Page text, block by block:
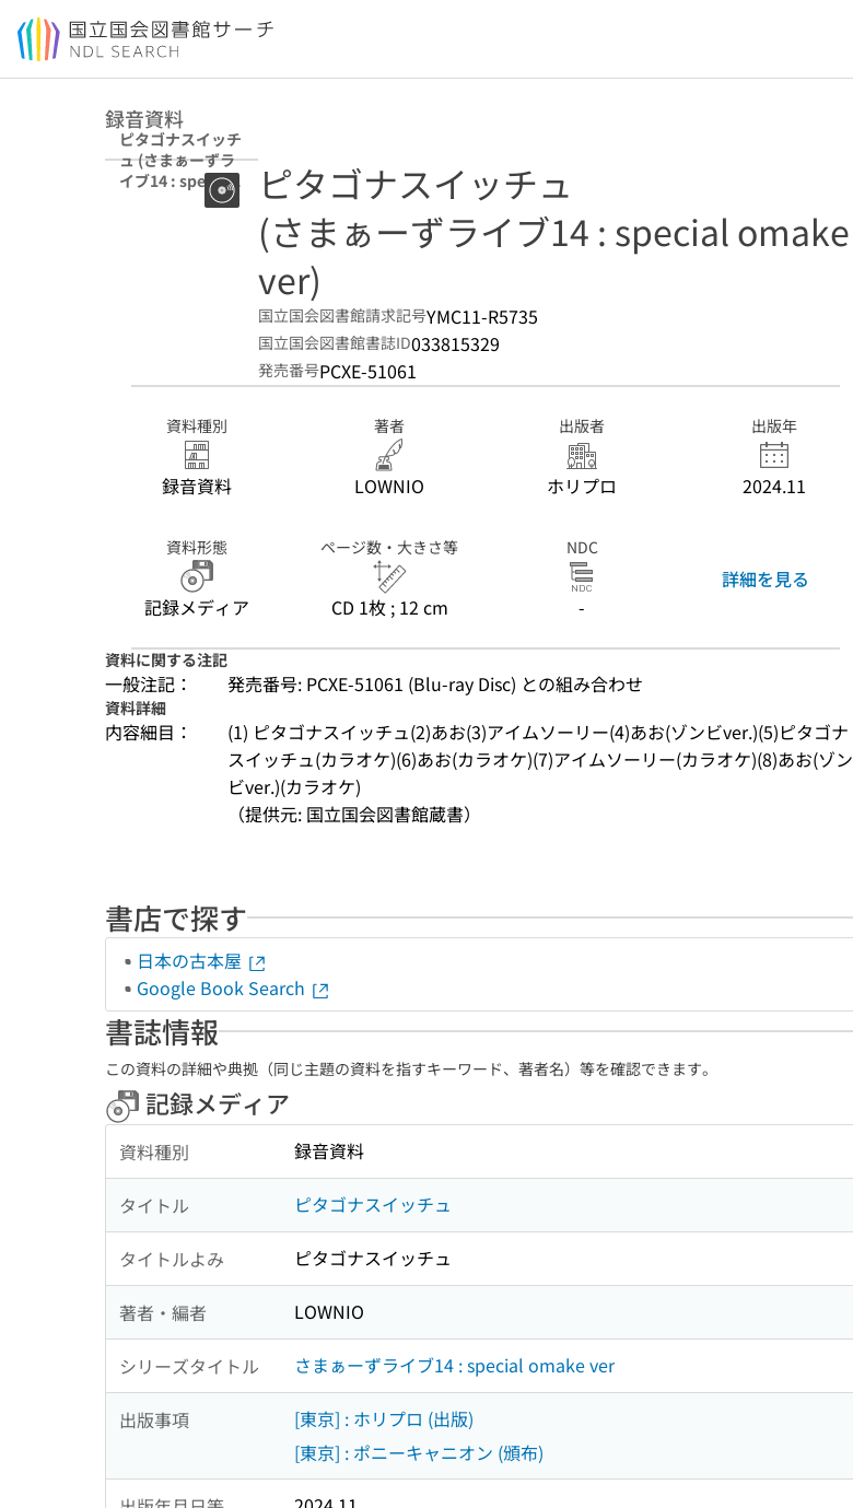
本文へ移動
録音資料
ピタゴナスイッチ
ュ (さまぁーずラ
イブ14 : special
ピタゴナスイッチュ
(さまぁーずライブ14 : special omake
ver)
国立国会図書館請求記号YMC11-R5735
国立国会図書館書誌ID033815329
発売番号PCXE-51061
資料種別
録音資料
著者
LOWNIO
出版者
ホリプロ
出版年
2024.11
資料形態
記録メディア
ページ数・大きさ等
CD 1枚 ; 12 cm
NDC
-
詳細を見る
資料に関する注記
一般注記： 発売番号: PCXE-51061 (Blu-ray Disc) との組み合わせ
資料詳細
内容細目：
(1) ピタゴナスイッチュ(2)あお(3)アイムソーリー(4)あお(ゾンビver.)(5)ピタゴナ
スイッチュ(カラオケ)(6)あお(カラオケ)(7)アイムソーリー(カラオケ)(8)あお(ゾン
ビver.)(カラオケ)
（提供元: 国立国会図書館蔵書）
書店で探す
日本の古本屋
Google Book Search
書誌情報
この資料の詳細や典拠（同じ主題の資料を指すキーワード、著者名）等を確認できます。
記録メディア
資料種別 録音資料
タイトル ピタゴナスイッチュ
タイトルよみ ピタゴナスイッチュ
著者・編者 LOWNIO
シリーズタイトル さまぁーずライブ14 : special omake ver
出版事項
[東京] : ホリプロ (出版)
[東京] : ポニーキャニオン (頒布)